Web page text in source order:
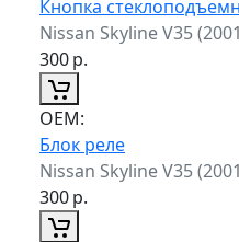
Кнопка
Nissan Skyline V35
300р.
ОЕМ:
Блок реле
Nissan Skyline V35
300р.